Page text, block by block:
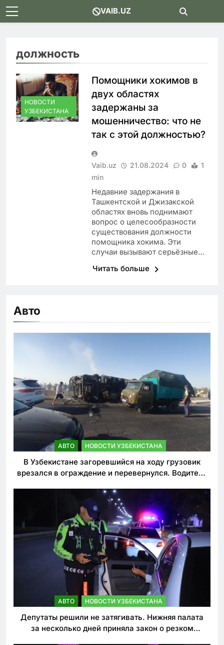
Skip
to
VAIB.UZ
должность
НОВОСТИ
УЗБЕКИСТАНА
Помощники хокимов в
двух областях
задержаны за
мошенничество: что не
так с этой должностью?
Vaib.uz 21.08.2024 0
1
min
Недавние задержания в
Ташкентской и Джизакской
областях вновь поднимают
вопрос о целесообразности
существования должности
помощника хокима. Эти
случаи вызывают серьёзные…
Читать больше
Авто
АВТО НОВОСТИ УЗБЕКИСТАНА
В Узбекистане загоревшийся на ходу грузовик
врезался в ограждение и перевернулся. Водитель
АВТО НОВОСТИ УЗБЕКИСТАНА
Депутаты решили не затягивать. Нижняя палата
за несколько дней приняла закон о резком